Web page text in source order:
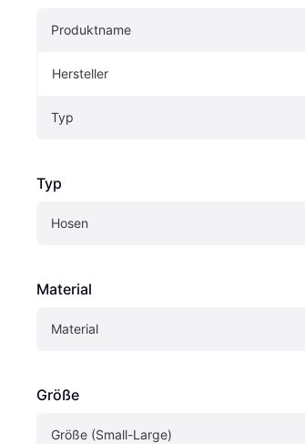
Produktname
Hersteller
Typ
Typ
Hosen
Material
Material
Größe
Größe (Small-Large)